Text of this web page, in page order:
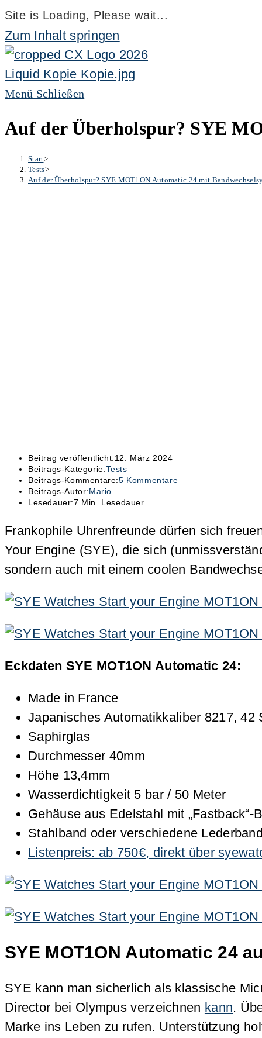
Site is Loading, Please wait...
Zum Inhalt springen
Menü Schließen
Auf der Überholspur? SYE
Start>
Tests>
Auf der Überholspur? SYE MOT1ON Automatic 24 mit
Beitrag veröffentlicht:12. März 2024
Beitrags-Kategorie:Tests
Beitrags-Kommentare:5 Kommentare
Beitrags-Autor:Mario
Lesedauer:7 Min. Lesedauer
Frankophile Uhrenfreunde dürfen sich
Your Engine (SYE), die sich
sondern auch mit einem coolen
Eckdaten SYE MOT1ON Automatic 24:
Made in France
Japanisches Automatikkaliber 8217,
Saphirglas
Durchmesser 40mm
Höhe 13,4mm
Wasserdichtigkeit 5 bar / 50 Meter
Gehäuse aus Edelstahl mit „Fastback“-
Stahlband oder verschiedene
Listenpreis: ab 750€, direkt über
SYE MOT1ON Automatic 24
SYE kann man sicherlich als klassische
Director bei Olympus verzeichnen kann.
Marke ins Leben zu rufen. Unterstützung